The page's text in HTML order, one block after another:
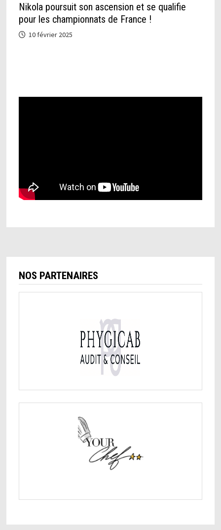
Nikola poursuit son ascension et se qualifie
pour les championnats de France !
10 février 2025
NOS PARTENAIRES